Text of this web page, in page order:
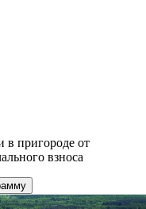
пригороде от
взноса